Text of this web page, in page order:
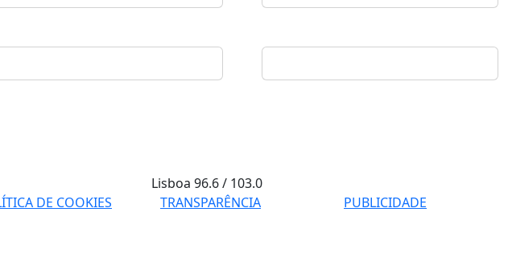
Lisboa96.6 / 103.0
DE COOKIES TRANSPARÊNCIA
PUBLICIDADE